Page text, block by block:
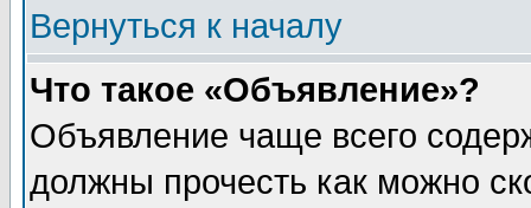
Вернуться к началу
Что такое «Объявление»?
Объявление чаще всего
должны прочесть как можно